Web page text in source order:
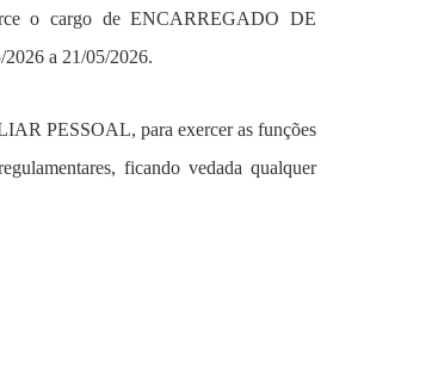
o cargo de ENCARREGADO DE
a 21/05/2026.
PESSOAL, para exercer as funções
ficando vedada qualquer